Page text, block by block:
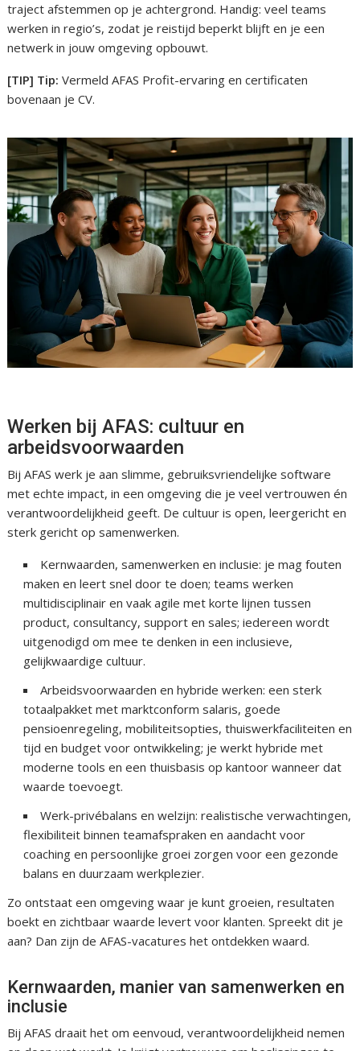
traject afstemmen op je achtergrond. Handig: veel teams
werken in regio’s, zodat je reistijd beperkt blijft en je een
netwerk in jouw omgeving opbouwt.
[TIP] Tip: Vermeld AFAS Profit-ervaring en certificaten
bovenaan je CV.
Werken bij AFAS: cultuur en
arbeidsvoorwaarden
Bij AFAS werk je aan slimme, gebruiksvriendelijke software
met echte impact, in een omgeving die je veel vertrouwen én
verantwoordelijkheid geeft. De cultuur is open, leergericht en
sterk gericht op samenwerken.
Kernwaarden, samenwerken en inclusie: je mag fouten
maken en leert snel door te doen; teams werken
multidisciplinair en vaak agile met korte lijnen tussen
product, consultancy, support en sales; iedereen wordt
uitgenodigd om mee te denken in een inclusieve,
gelijkwaardige cultuur.
Arbeidsvoorwaarden en hybride werken: een sterk
totaalpakket met marktconform salaris, goede
pensioenregeling, mobiliteitsopties, thuiswerkfaciliteiten en
tijd en budget voor ontwikkeling; je werkt hybride met
moderne tools en een thuisbasis op kantoor wanneer dat
waarde toevoegt.
Werk-privébalans en welzijn: realistische verwachtingen,
flexibiliteit binnen teamafspraken en aandacht voor
coaching en persoonlijke groei zorgen voor een gezonde
balans en duurzaam werkplezier.
Zo ontstaat een omgeving waar je kunt groeien, resultaten
boekt en zichtbaar waarde levert voor klanten. Spreekt dit je
aan? Dan zijn de AFAS-vacatures het ontdekken waard.
Kernwaarden, manier van samenwerken en
inclusie
Bij AFAS draait het om eenvoud, verantwoordelijkheid nemen